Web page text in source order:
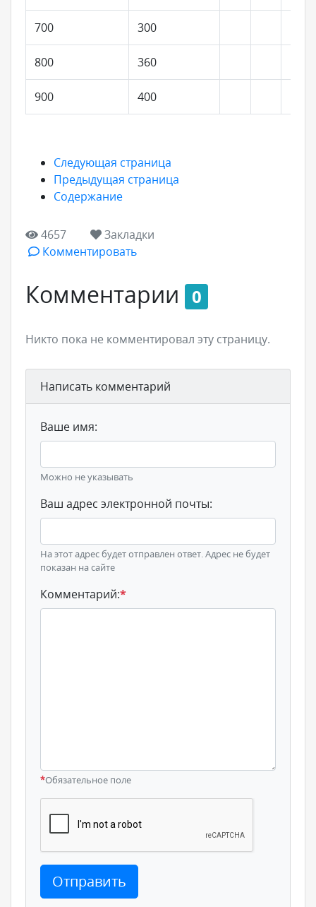
700 300
800 360
900 400
Следующая страница
Предыдущая страница
Содержание
4657
Закладки
Комментировать
Комментарии 0
Никто пока не комментировал эту страницу.
Написать комментарий
Ваше имя:
Можно не указывать
Ваш адрес электронной почты:
На этот адрес будет отправлен ответ. Адрес не будет
показан на сайте
Комментарий:*
*Обязательное поле
Отправить